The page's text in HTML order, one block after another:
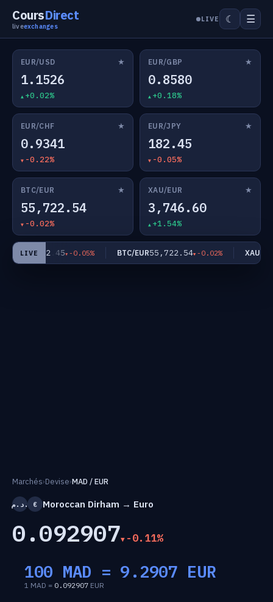
CoursDirect
liveexchanges
LIVE ☾ ☰
EUR/USD ★
1.1526
+0.02%
EUR/GBP ★
0.8580
+0.18%
EUR/CHF ★
0.9341
-0.22%
EUR/JPY ★
182.45
-0.05%
BTC/EUR ★
55,722.54
-0.02%
XAU/EUR ★
3,746.60
+1.54%
LIVE
JPY182.45 -0.05% BTC/EUR55,722.54 -0.02% XAU/EUR
Marchés›Devise›MAD / EUR
د.م. € Moroccan Dirham → Euro
0.092907 -0.11%
100 MAD = 9.2907 EUR
1 MAD = 0.092907 EUR